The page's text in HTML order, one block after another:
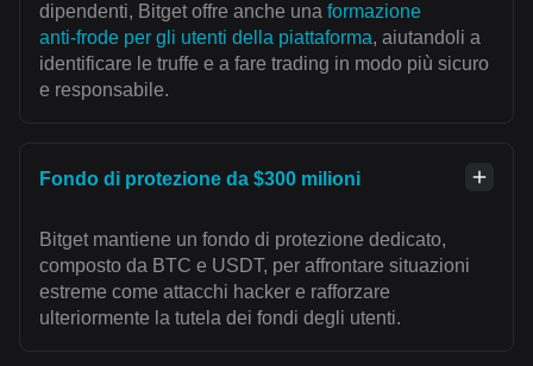
dipendenti, Bitget offre anche una formazione
anti‑frode per gli utenti della piattaforma, aiutandoli a
identificare le truffe e a fare trading in modo più sicuro
e responsabile.
Fondo di protezione da $300 milioni
Bitget mantiene un fondo di protezione dedicato,
composto da BTC e USDT, per affrontare situazioni
estreme come attacchi hacker e rafforzare
ulteriormente la tutela dei fondi degli utenti.